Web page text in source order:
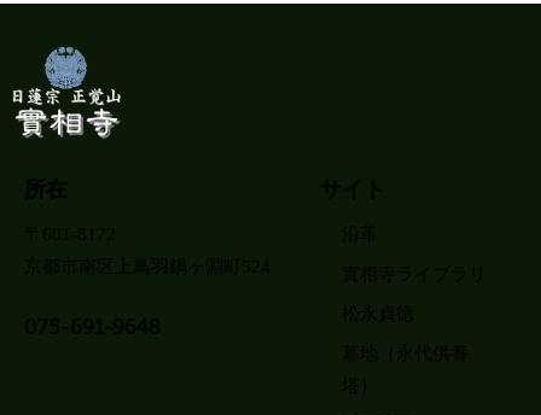
所在
〒601-8172
京都市南区上鳥羽鍋ヶ淵町524
075-691-9648
サイト
沿革
實相寺ライブラリ
松永貞徳
墓地（永代供養
塔）